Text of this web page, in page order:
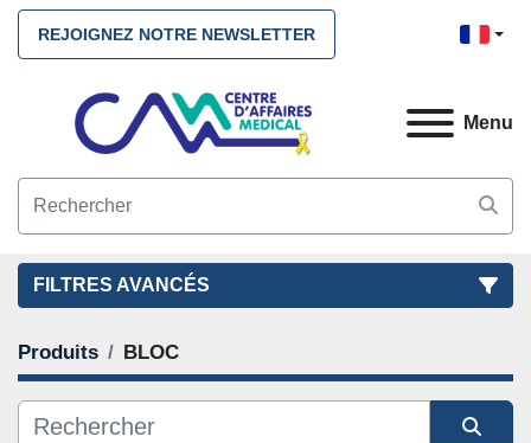
REJOIGNEZ NOTRE NEWSLETTER
Menu
FILTRES AVANCÉS
FILTRES (1)
BLOC
Produits BLOC